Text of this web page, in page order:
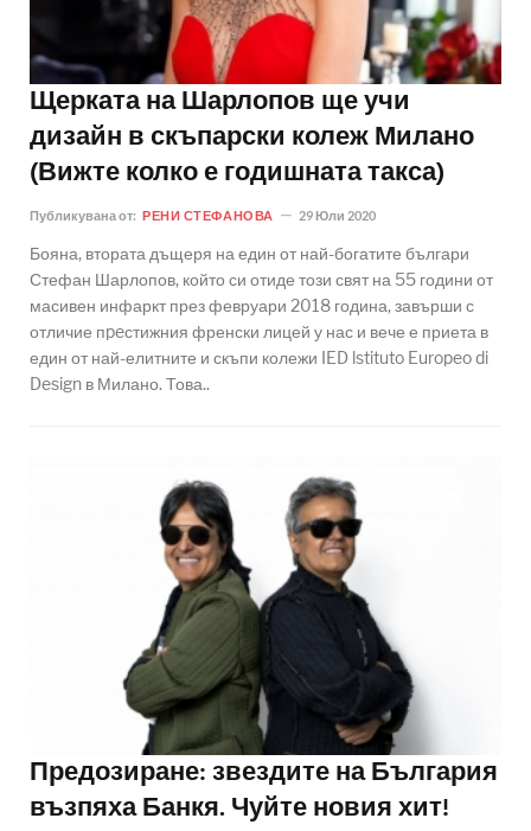
Щерката на Шарлопов ще учи
дизайн в скъпарски колеж Милано
(Вижте колко е годишната такса)
Публикувана от: РЕНИ СТЕФАНОВА 29 Юли 2020
Бояна, втората дъщеря на един от най-богатите българи
Стефан Шарлопов, който си отиде този свят на 55 години от
масивен инфаркт през февруари 2018 година, завърши с
отличие пpeстижния френски лицей у нас и вече е приета в
един от най-елитните и скъпи колежи IED lstituto Europeo di
Design в Милано. Това..
Предозиране: звездите на България
възпяха Банкя. Чуйте новия хит!